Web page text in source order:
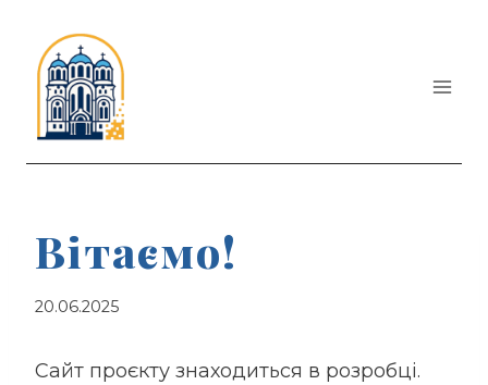
вмісту
Вітаємо!
20.06.2025
Сайт проєкту знаходиться в розробці.